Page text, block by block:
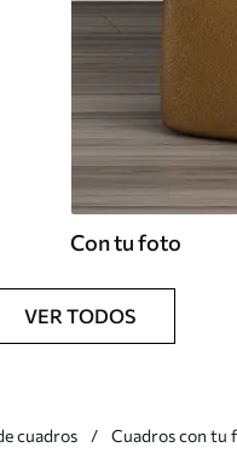
Con tu foto
VER TODOS
cuadros
Cuadros con tu